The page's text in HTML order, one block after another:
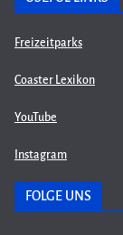
Freizeitparks
Coaster Lexikon
YouTube
Instagram
FOLGE UNS